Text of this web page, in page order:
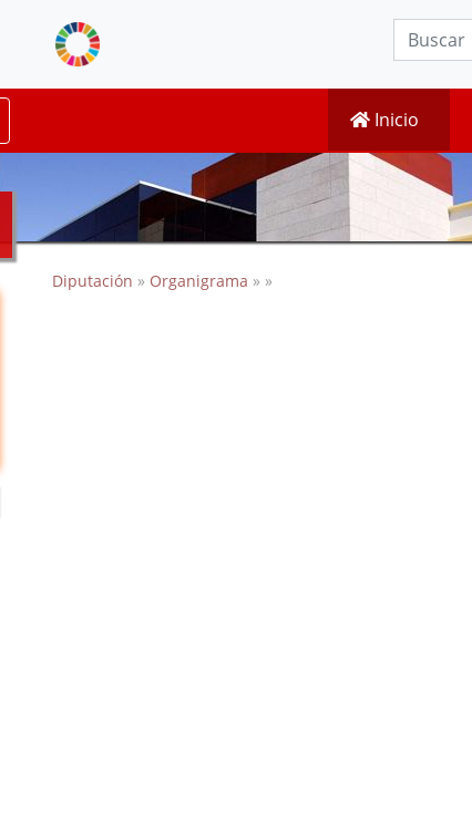
Inicio
Diputación » Organigrama » »